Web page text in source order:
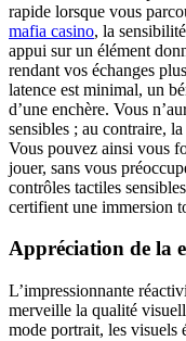
rapide lorsque vous
mafia casino, la
appui sur un élément
rendant vos échanges
latence est minimal, un
d’une enchère. Vous
sensibles ; au contraire,
Vous pouvez ainsi vous
jouer, sans vous
contrôles tactiles
certifient une immersion
Appréciation de la
L’impressionnante
merveille la qualité
mode portrait, les visuels